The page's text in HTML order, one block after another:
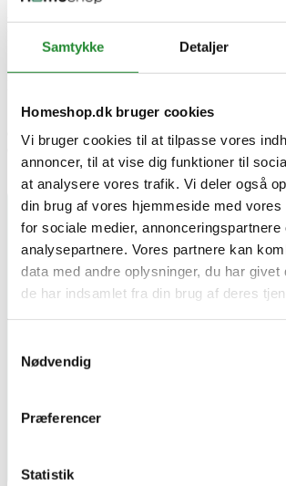
Samtykke Detaljer
Homeshop.dk bruger cookies
Vi bruger cookies til at tilpasse vores
annoncer, til at vise dig funktioner til
at analysere vores trafik. Vi deler også
din brug af vores hjemmeside med vores
for sociale medier, annonceringspartnere
analysepartnere. Vores partnere kan
data med andre oplysninger, du har givet
de har indsamlet fra din brug af deres
Nødvendig
Præferencer
Statistik
v/ Kjellerup Tømmerhandel A/S
Showroom: Vinkelvej 1
8620 Kjellerup
email kontakt@homeshop.dk
call 8770 2525
Se efter vores FSC®-